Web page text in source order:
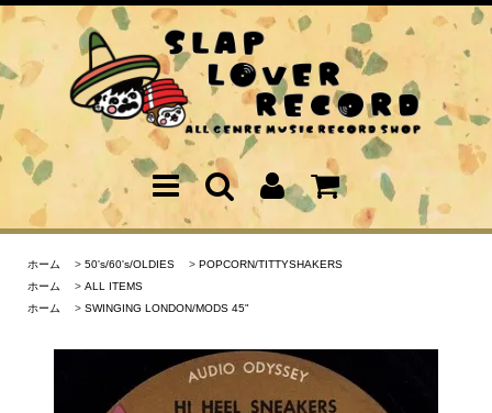
ホーム > 50's/60's/OLDIES > POPCORN/TITTYSHAKERS
ホーム
> ALL ITEMS
ホーム
> SWINGING LONDON/MODS 45"